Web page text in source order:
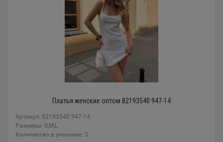
Платья женские оптом 82193540 947-14
Артикул: 82193540 947-14
Размеры: S,M,L
Количество в упаковке: 3